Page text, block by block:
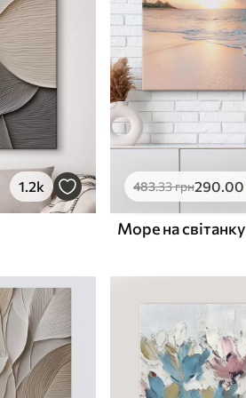
1.2k 483.33грн290.00
Море на світанку